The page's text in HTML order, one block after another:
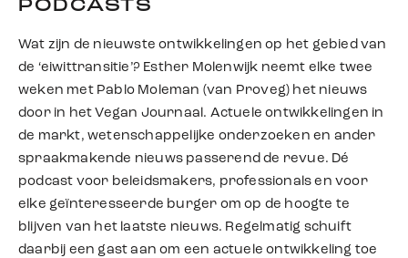
PODCASTS
Wat zijn de nieuwste ontwikkelingen op het gebied van
de ‘eiwittransitie’? Esther Molenwijk neemt elke twee
weken met Pablo Moleman (van Proveg) het nieuws
door in het Vegan Journaal. Actuele ontwikkelingen in
de markt, wetenschappelijke onderzoeken en ander
spraakmakende nieuws passerend de revue. Dé
podcast voor beleidsmakers, professionals en voor
elke geïnteresseerde burger om op de hoogte te
blijven van het laatste nieuws. Regelmatig schuift
daarbij een gast aan om een actuele ontwikkeling toe